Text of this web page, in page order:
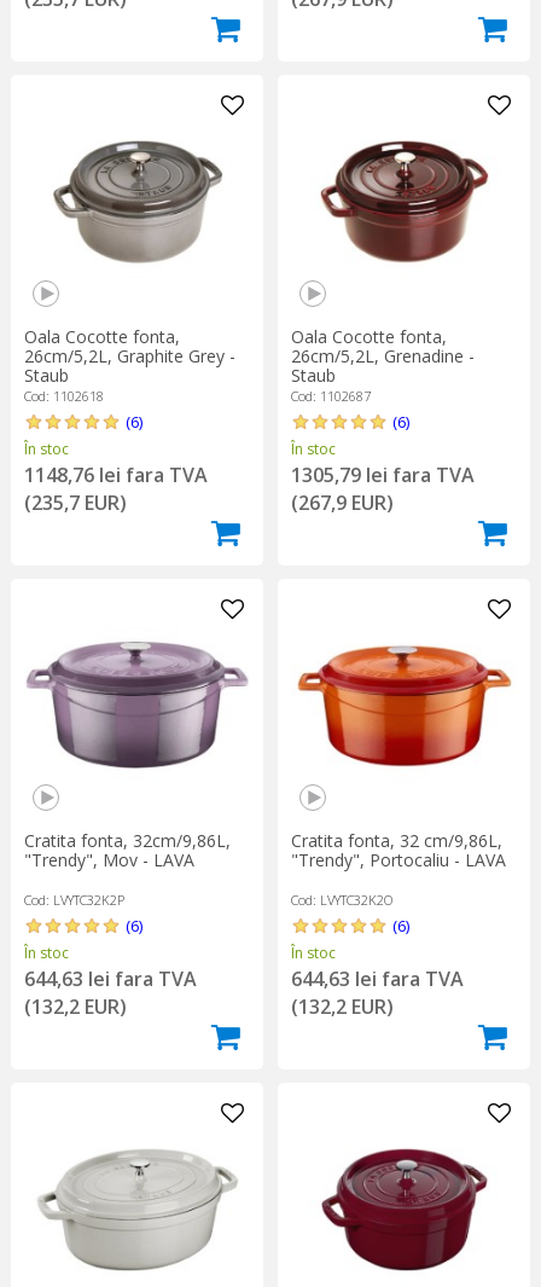
Oala Cocotte fonta,
26cm/5,2L, Graphite Grey -
Staub
Cod: 1102618
(6)
În stoc
1148,76 lei fara TVA
(235,7 EUR)
Oala Cocotte fonta,
26cm/5,2L, Grenadine -
Staub
Cod: 1102687
(6)
În stoc
1305,79 lei fara TVA
(267,9 EUR)
Cratita fonta, 32cm/9,86L,
"Trendy", Mov - LAVA
Cod: LVYTC32K2P
(6)
În stoc
644,63 lei fara TVA
(132,2 EUR)
Cratita fonta, 32 cm/9,86L,
"Trendy", Portocaliu - LAVA
Cod: LVYTC32K2O
(6)
În stoc
644,63 lei fara TVA
(132,2 EUR)